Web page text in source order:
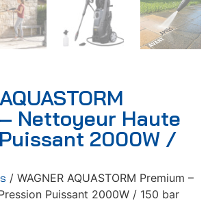
Nettoyeur Haute
2000W /
/ WAGNER AQUASTORM Premium –
Puissant 2000W / 150 bar